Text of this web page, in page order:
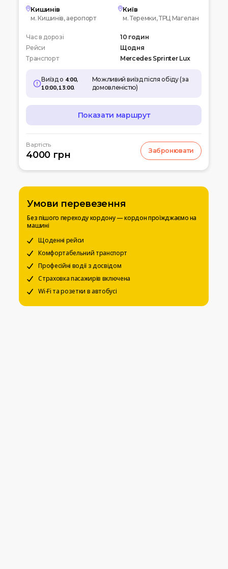
Автовокзал
Аеропорт
Кишинів
м. Кишинів, аеропорт
Київ
м. Теремки, ТРЦ Магелан
Транспорт Mercedes Sprinter Lux
Час в дорозі
10 годин
Рейси
Щодня
Виїзд о 4:00,
10:00, 13:00.
Можливий виїзд після обіду (за
домовленістю)
Показати маршрут
07:00 Кишинів
м.Кишинів, аеропорт
Вул. Леваневського
15:00Київ
Вокзальна пл. 4
20:00 Чернігів
Автостанція
Вартість
4000 грн Забронювати
Умови перевезення
Без пішого переходу кордону — кордон проїжджаємо на
машині
Щоденні рейси
Комфортабельний транспорт
Професійні водії з досвідом
Страховка пасажирів включена
Wi-Fi та розетки в автобусі